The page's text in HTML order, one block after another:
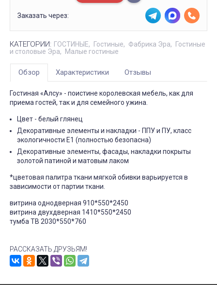
Заказать через:
КАТЕГОРИИ: ГОСТИНЫЕ Гостиные Фабрика Эра
Гостиные
и столовые Эра
Малые гостиные
Обзор Характеристики Отзывы
Гостиная «Алсу» ­- поистине королевская мебель, как для
приема гостей, так и для семейного ужина.
Цвет - белый глянец
Декоративные элементы и накладки - ППУ и ПУ, класс
экологичности Е1 (полностью безопасна)
Декоративные элементы, фасады, накладки покрыты
золотой патиной и матовым лаком
*цветовая палитра ткани мягкой обивки варьируется в
зависимости от партии ткани.
витрина однодверная 910*550*2450
витрина двухдверная 1410*550*2450
тумба ТВ 2030*550*760
РАССКАЗАТЬ ДРУЗЬЯМ!